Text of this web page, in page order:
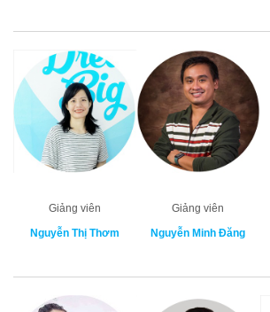
Giảng viên
Nguyễn Thị Thơm
Giảng viên
Nguyễn Minh Đăng